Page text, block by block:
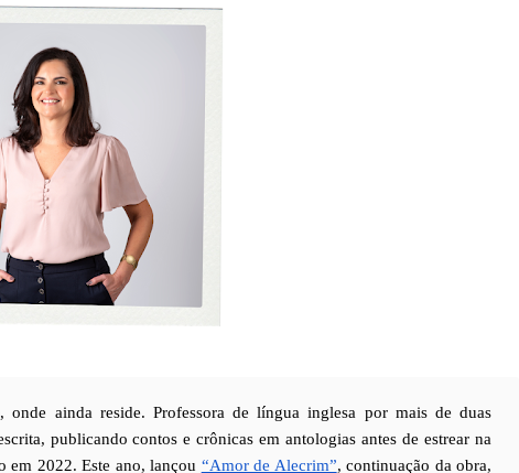
onde ainda reside. Professora de língua inglesa por mais de duas
publicando contos e crônicas em antologias antes de estrear na
em 2022. Este ano, lançou “Amor de Alecrim”, continuação da obra,